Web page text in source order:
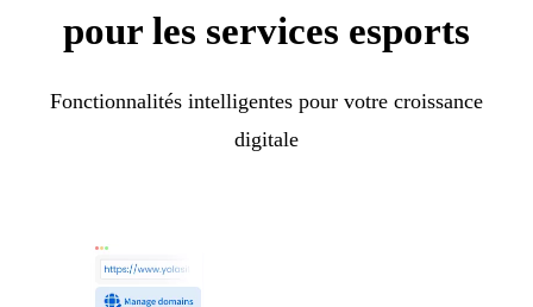
pour les services esports
Fonctionnalités intelligentes pour votre croissance
digitale